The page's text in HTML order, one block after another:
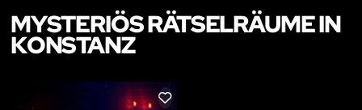
MYSTERIÖS RÄTSELRÄUME IN
KONSTANZ
LIKE